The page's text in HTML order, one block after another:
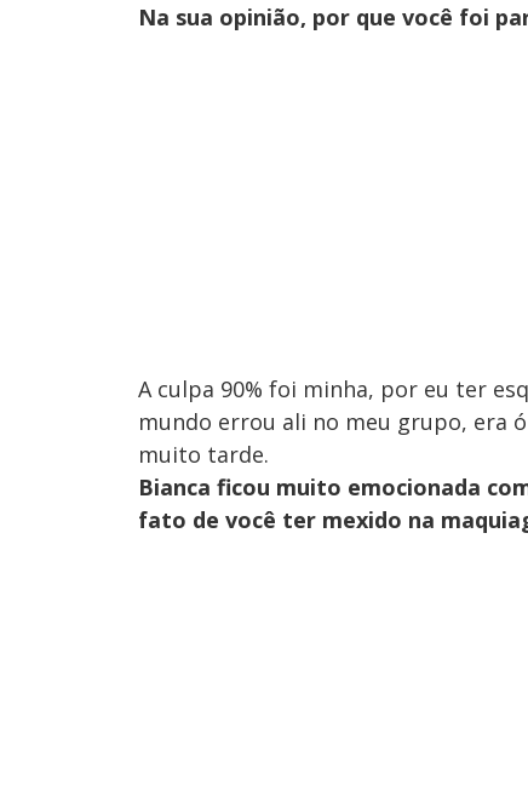
Na sua opinião, por que você foi
A culpa 90% foi minha, por eu ter
mundo errou ali no meu grupo, era
muito tarde.
Bianca ficou muito emocionada
fato de você ter mexido na